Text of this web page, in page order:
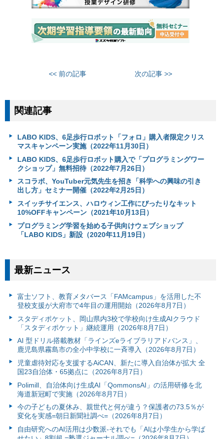
<< 前の記事 次の記事 >>
関連記事
LABO KIDS、6足歩行ロボット「フォロ」購入者限定クリス
マスキャンペーン実施（2022年11月30日）
LABO KIDS、6足歩行ロボット購入で「プログラミングワー
クショップ」無料招待（2022年7月26日）
スコラボ、YouTuber元気先生を招き「科学への興味の引き
出し方」セミナー開催（2022年2月25日）
スイッチサイエンス、ハロウィン工作にぴったりなキット
10%OFFキャンペーン（2021年10月13日）
プログラミング学習を始める子供向けウェブショップ
「LABO KIDS」新設（2020年11月19日）
最新ニュース
富⼠ソフト、教育メタバース「FAMcampus」を活用した不
登校支援が大府市で4年目の運用開始（2026年8月7日）
スタディポケット、岡山県内3校で学校向け生成AIクラウド
「スタディポケット」継続運用（2026年8月7日）
AI 型ドリル搭載教材「ラインズeライブラリアドバンス」、
鹿児島県霧島市の全小中学校に一斉導入（2026年8月7日）
児童虐待対応を支援するAiCAN、新たに導入自治体が拡大 全
国23自治体・65拠点に（2026年8月7日）
Polimill、自治体向け生成AI「QommonsAI」の活用研修を北
海道新冠町で実施（2026年8月7日）
今の子どもの夏休み、親世代と何が違う？保護者の73.5％が
変化を実感=朝日新聞社調べ=（2026年8月7日）
自由研究へのAI活用は少数派-それでも「AIは小学生から学ば